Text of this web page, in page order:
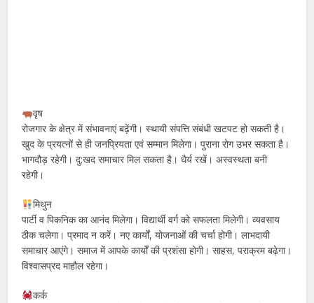
वृष
रोजगार के क्षेत्र में संभावनाएं बढ़ेंगी। स्थायी संपत्ति संबंधी खटपट हो सकती है।
खुद के प्रयत्नों से ही जनप्रियता एवं सम्मान मिलेगा। पुराना रोग उभर सकता है।
भागदौड़ रहेगी। दु:खद समाचार मिल सकता है। धैर्य रखें। अस्वस्थता बनी
रहेगी।
मिथुन
पार्टी व पिकनिक का आनंद मिलेगा। विद्यार्थी वर्ग को सफलता मिलेगी। व्यवसाय
ठीक चलेगा। प्रमाद न करें। नए कार्यों, योजनाओं की चर्चा होगी। लाभदायी
समाचार आएंगे। समाज में आपके कार्यों की प्रशंसा होगी। साहस, पराक्रम बढ़ेगा।
विश्वासप्रद माहौल रहेगा।
कर्क